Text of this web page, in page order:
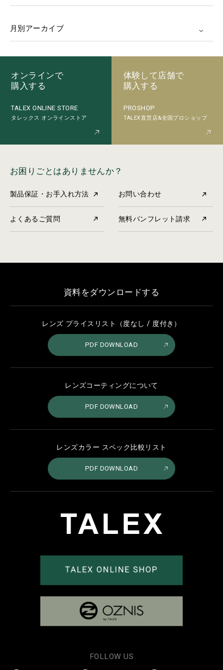
月別アーカイブ
オンラインで
購入する
TALEX ONLINE STORE
タレックス オンラインストア
体験して店舗で
購入する
PROSHOP
TALEX直営店&全国プロショップ
お困りごとはありませんか？
製品保証・お手入れ方法 お問い合わせ
よくあるご質問 無料パンフレット請求
資料をダウンロードする
レンズ プライスリスト（度なし / 度付き）
PDF DOWNLOAD
レンズコーティングについて
PDF DOWNLOAD
レンズカラー スペック比較リスト
PDF DOWNLOAD
FOLLOW US